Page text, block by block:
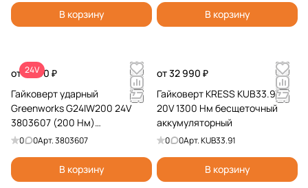
В корзину В корзину
24V
от 5 990 ₽
Гайковерт ударный
Greenworks G24IW200 24V
3803607 (200 Нм)
бесщеточный аккумуляторный
0 0Арт.3803607
В корзину
от 32 990 ₽
Гайковерт KRESS KUB33.91
20V 1300 Нм бесщеточный
аккумуляторный
0 0Арт.KUB33.91
В корзину